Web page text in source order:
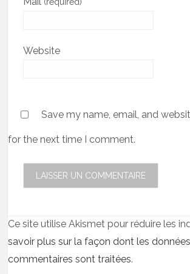
(required)
Website
Save my name, email, and
for the next time I comment.
Ce site utilise Akismet pour réduire les
savoir plus sur la façon dont les
commentaires sont traitées.